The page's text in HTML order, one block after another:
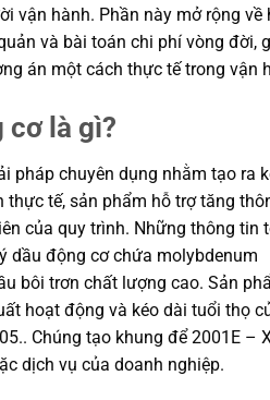
vận hành. Phần này mở rộng về
và bài toán chi phí vòng đời,
án một cách thực tế trong vận
cơ là gì?
pháp chuyên dụng nhằm tạo ra
tế, sản phẩm hỗ trợ tăng
của quy trình. Những thông tin
dầu động cơ chứa molybdenum
bôi trơn chất lượng cao. Sản
hoạt động và kéo dài tuổi thọ
Chúng tạo khung để 2001E –
dịch vụ của doanh nghiệp.